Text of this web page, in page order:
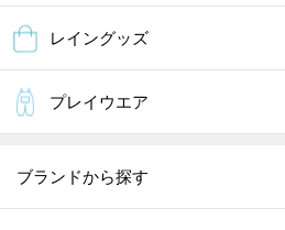
レイングッズ
プレイウエア
ブランドから探す